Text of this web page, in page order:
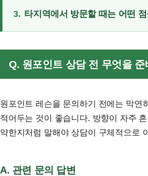
3. 타지역에서 방문할 때는 어떤
Q. 원포인트 상담 전 무엇을
원포인트 레슨을 문의하기 전에는 막연
적어두는 것이 좋습니다. 방향이 자주
약한지처럼 말해야 상담이 구체적으로
A. 관련 문의 답변